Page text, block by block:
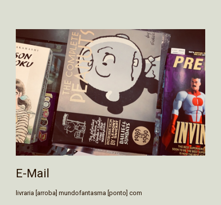
E-Mail
livraria [arroba] mundofantasma [ponto] com